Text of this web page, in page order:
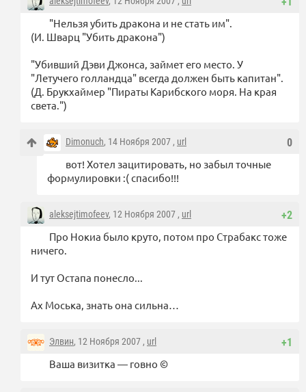
"Нельзя убить дракона и не стать им".
(И. Шварц "Убить дракона")
"Убивший Дэви Джонса, займет его место. У
"Летучего голландца" всегда должен быть капитан".
(Д. Брукхаймер "Пираты Карибского моря. На края
света.")
0
Dimonuch, 14 Ноября 2007 , url
вот! Хотел зацитировать, но забыл точные
формулировки :( спасибо!!!
+2
aleksejtimofeev, 12 Ноября 2007 , url
Про Нокиа было круто, потом про Страбакс тоже
ничего.
И тут Остапа понесло...
Ах Моська, знать она сильна…
+1
Элвин, 12 Ноября 2007 , url
Ваша визитка — говно ©